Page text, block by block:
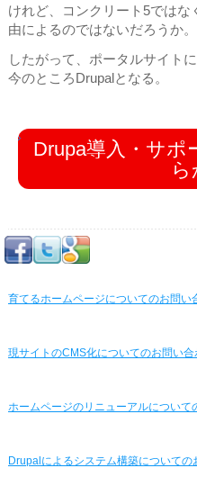
けれど、コンクリート5ではな
由によるのではないだろうか。
したがって、ポータルサイト
今のところDrupalとなる。
Drupa導入・サポ
ら
育てるホームページについてのお問い
現サイトのCMS化についてのお問い合
ホームページのリニューアルについて
Drupalによるシステム構築についての